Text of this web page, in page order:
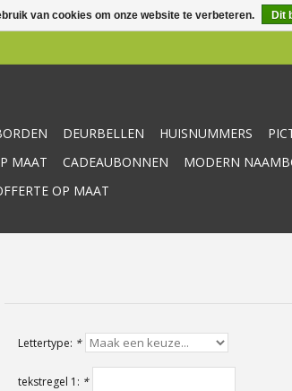
DEURBELLEN HUISNUMMERS
MAAT CADEAUBONNEN MODERN
OP MAAT
Lettertype: *
tekstregel 1: *
van cookies om onze website te verbeteren. Dit